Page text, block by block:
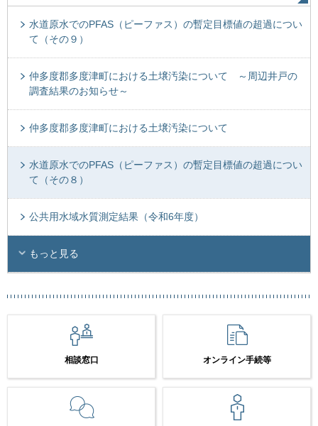
水道原水でのPFAS（ピーファス）の暫定目標値の超過につい
て（その９）
仲多度郡多度津町における土壌汚染について ～周辺井戸の
調査結果のお知らせ～
仲多度郡多度津町における土壌汚染について
水道原水でのPFAS（ピーファス）の暫定目標値の超過につい
て（その８）
公共用水域水質測定結果（令和6年度）
もっと見る
相談窓口 オンライン手続等